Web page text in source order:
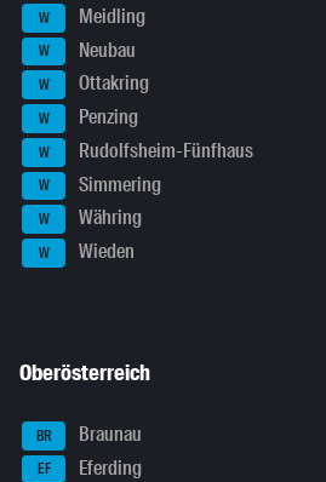
W Meidling
W Neubau
W Ottakring
W Penzing
W Rudolfsheim-Fünfhaus
W Simmering
W Währing
W Wieden
Oberösterreich
BR Braunau
EF Eferding